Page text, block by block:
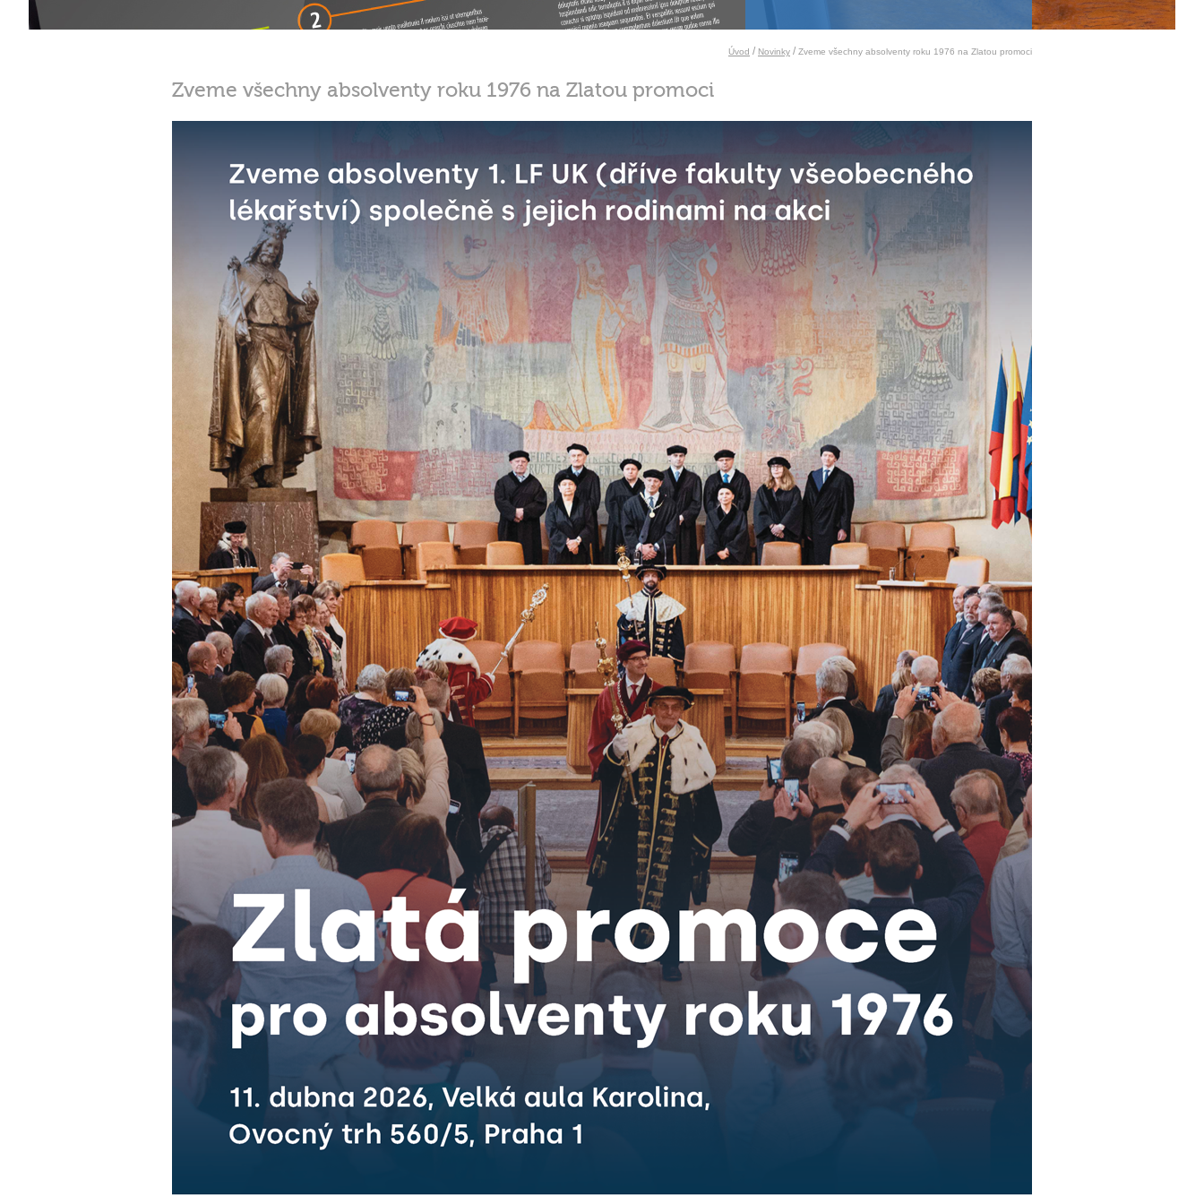
Úvod / Novinky / Zveme všechny absolventy roku 1976 na Zlatou promoci
Zveme všechny absolventy roku 1976 na Zlatou promoci